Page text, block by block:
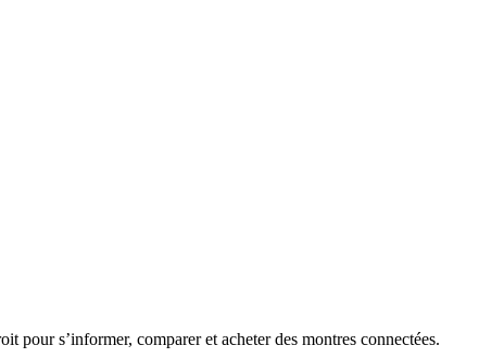
pour s’informer, comparer et acheter des montres connectées.